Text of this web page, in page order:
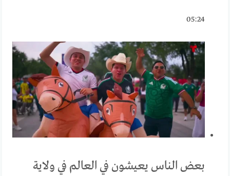
05:24
بعض الناس يعيشون في العالم في ولاية